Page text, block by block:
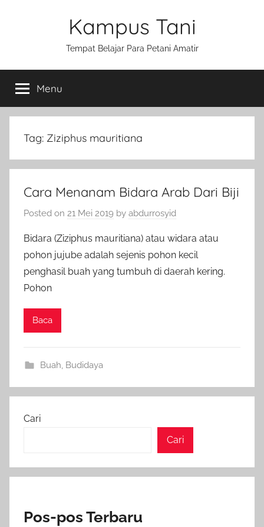
Kampus Tani
Tempat Belajar Para Petani Amatir
Menu
Tag: Ziziphus mauritiana
Cara Menanam Bidara Arab Dari Biji
Posted on 21 Mei 2019 by abdurrosyid
Bidara (Ziziphus mauritiana) atau widara atau
pohon jujube adalah sejenis pohon kecil
penghasil buah yang tumbuh di daerah kering.
Pohon
Baca
Buah Budidaya
Cari
Cari
Pos-pos Terbaru